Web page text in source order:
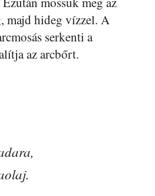
majd hideg vízzel. A
serkenti a
az arcbőrt.